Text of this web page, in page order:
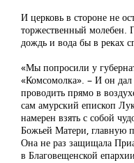
И церковь в стороне не
торжественный молебен.
дождь и вода бы в реках
«Мы попросили у
«Комсомолка». – И он
проводить прямо в
сам амурский епископ
намерен взять с собой
Божьей Матери, главную
Она не раз защищала
в Благовещенской